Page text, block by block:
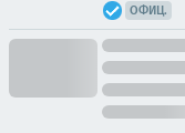
ОФИЦ.